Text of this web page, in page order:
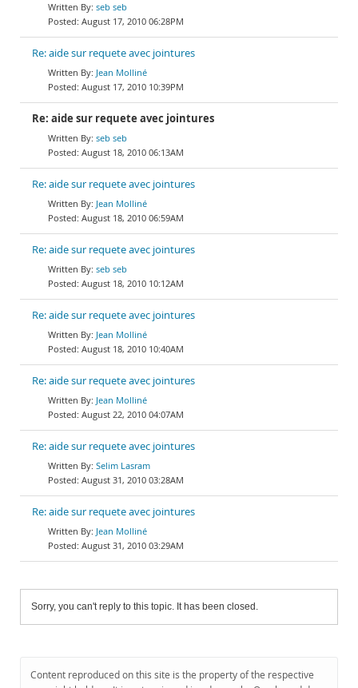
seb seb
August 17, 2010 06:28PM
Re: aide sur requete avec jointures
Jean Molliné
August 17, 2010 10:39PM
Re: aide sur requete avec jointures
seb seb
August 18, 2010 06:13AM
Re: aide sur requete avec jointures
Jean Molliné
August 18, 2010 06:59AM
Re: aide sur requete avec jointures
seb seb
August 18, 2010 10:12AM
Re: aide sur requete avec jointures
Jean Molliné
August 18, 2010 10:40AM
Re: aide sur requete avec jointures
Jean Molliné
August 22, 2010 04:07AM
Re: aide sur requete avec jointures
Selim Lasram
August 31, 2010 03:28AM
Re: aide sur requete avec jointures
Jean Molliné
August 31, 2010 03:29AM
Sorry, you can't reply to this topic. It has been closed.
Content reproduced on this site is the property of the respective